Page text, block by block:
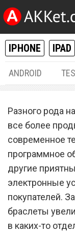
IPHONE IPAD
ANDROID
Ради
Mi
Разного рода
все более
современное
программное
другие
электронные
покупателей.
браслеты
в каких-то